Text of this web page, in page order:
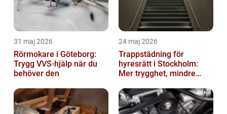
31 maj 2026
Rörmokare i Göteborg:
Trygg VVS-hjälp när du
behöver den
24 maj 2026
Trappstädning för
hyresrätt i Stockholm:
Mer trygghet, mindre